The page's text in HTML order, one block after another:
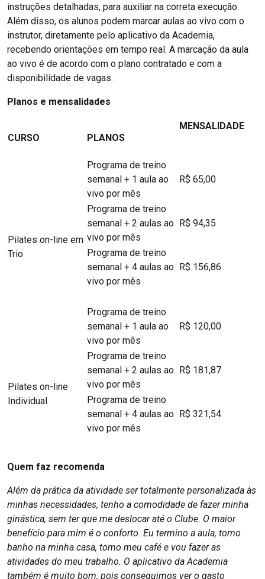
instruções detalhadas, para auxiliar na correta execução.
Além disso, os alunos podem marcar aulas ao vivo com o
instrutor, diretamente pelo aplicativo da Academia,
recebendo orientações em tempo real. A marcação da aula
ao vivo é de acordo com o plano contratado e com a
disponibilidade de vagas.
Planos e mensalidades
CURSO PLANOS
MENSALIDADE
Pilates on-line em
Trio
Programa de treino
semanal + 1 aula ao
vivo por mês
R$ 65,00
Programa de treino
semanal + 2 aulas ao
vivo por mês
R$ 94,35
Programa de treino
semanal + 4 aulas ao
vivo por mês
R$ 156,86
Pilates on-line
Individual
Programa de treino
semanal + 1 aula ao
vivo por mês
R$ 120,00
Programa de treino
semanal + 2 aulas ao
vivo por mês
R$ 181,87
Programa de treino
semanal + 4 aulas ao
vivo por mês
R$ 321,54.
Quem faz recomenda
Além da prática da atividade ser totalmente personalizada às
minhas necessidades, tenho a comodidade de fazer minha
ginástica, sem ter que me deslocar até o Clube. O maior
benefício para mim é o conforto. Eu termino a aula, tomo
banho na minha casa, tomo meu café e vou fazer as
atividades do meu trabalho. O aplicativo da Academia
também é muito bom, pois conseguimos ver o gasto